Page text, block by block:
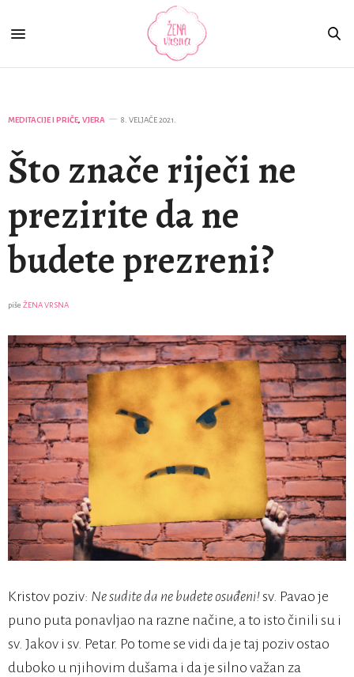
MEDITACIJE I PRIČE, VJERA 8. VELJAČE 2021.
Što znače riječi ne
prezirite da ne
budete prezreni?
piše ŽENA VRSNA
Kristov poziv: Ne sudite da ne budete osuđeni!sv. Pavao je
puno puta ponavljao na razne načine, a to isto činili su i
sv. Jakov i sv. Petar. Po tome se vidi da je taj poziv ostao
duboko u njihovim dušama i da je silno važan za